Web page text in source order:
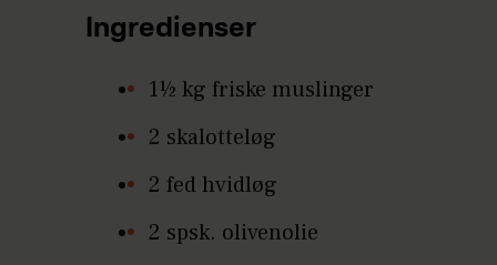
Ingredienser
1½ kg friske muslinger
2 skalotteløg
2 fed hvidløg
2 spsk. olivenolie